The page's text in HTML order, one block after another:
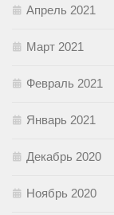
Апрель 2021
Март 2021
Февраль 2021
Январь 2021
Декабрь 2020
Ноябрь 2020